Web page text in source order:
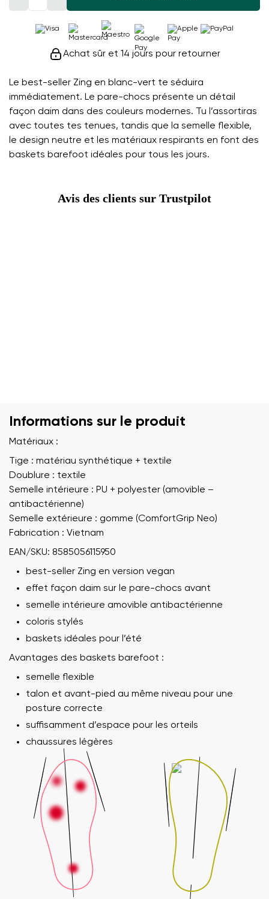
Le best-seller Zing en blanc-vert te séduira
immédiatement. Le pare-chocs présente un détail
façon daim dans des couleurs modernes. Tu l’assortiras
avec toutes tes tenues, tandis que la semelle flexible,
le design neutre et les matériaux respirants en font des
baskets barefoot idéales pour tous les jours.
Achat sûr et 14 jours pour retourner
Avis des clients sur Trustpilot
Informations sur le produit
Matériaux :
Tige : matériau synthétique + textile
Doublure : textile
Semelle intérieure : PU + polyester (amovible –
antibactérienne)
Semelle extérieure : gomme (ComfortGrip Neo)
Fabrication : Vietnam
EAN/SKU: 8585056115950
best-seller Zing en version vegan
effet façon daim sur le pare-chocs avant
semelle intérieure amovible antibactérienne
coloris stylés
baskets idéales pour l’été
Avantages des baskets barefoot :
semelle flexible
talon et avant-pied au même niveau pour une
posture correcte
suffisamment d’espace pour les orteils
chaussures légères